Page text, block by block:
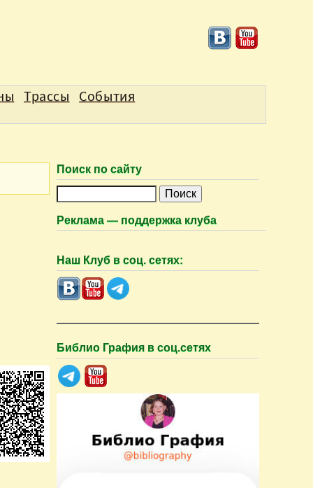
Трассы События
Поиск по сайту
и
к
Реклама — поддержка клуба
Наш Клуб в соц. сетях:
Библио Графия в соц.сетях